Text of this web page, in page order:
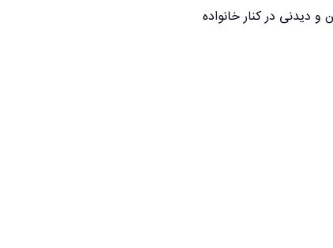
دیدنی در کنار خانواده